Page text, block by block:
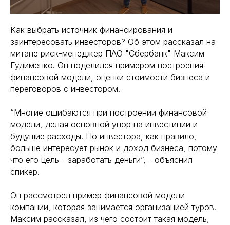
Как выбрать источник финансирования и
заинтересовать инвесторов? Об этом рассказал на
митапе риск-менеджер ПАО "Сбербанк" Максим
Гудименко. Он поделился примером построения
финансовой модели, оценки стоимости бизнеса и
переговоров с инвестором.
“Многие ошибаются при построении финансовой
модели, делая основной упор на инвестиции и
будущие расходы. Но инвестора, как правило,
больше интересует рынок и доход бизнеса, потому
что его цель - заработать деньги”, - объяснил
спикер.
Он рассмотрел пример финансовой модели
компании, которая занимается организацией туров.
Максим рассказал, из чего состоит такая модель,